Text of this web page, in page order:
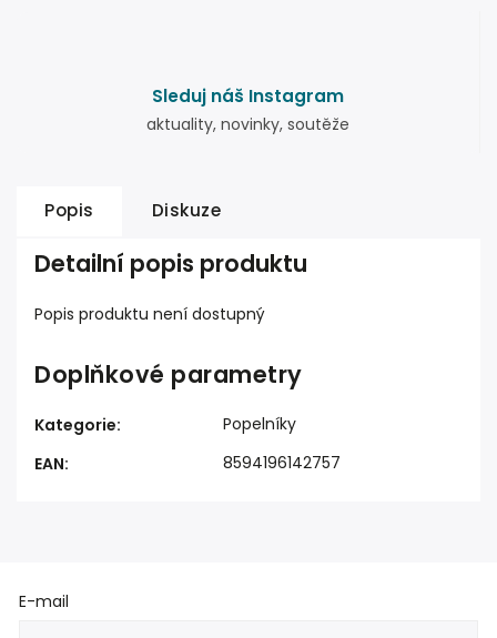
Sleduj náš Instagram
aktuality, novinky, soutěže
Popis Diskuze
Detailní popis produktu
Popis produktu není dostupný
Doplňkové parametry
Kategorie:
Popelníky
EAN: 8594196142757
E-mail